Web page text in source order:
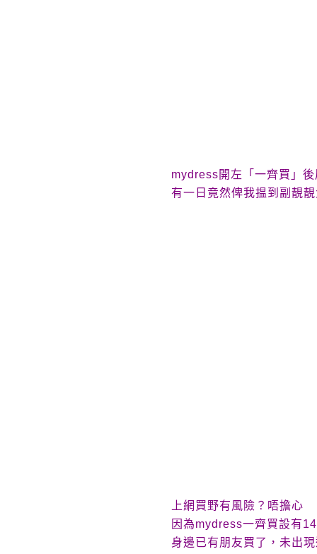
mydress開左「一齊買」
有一日竟然俾我揾到副靚
上網買野有風險？唔擔心
因為mydress一齊買設有14
身邊已有朋友買了，未出